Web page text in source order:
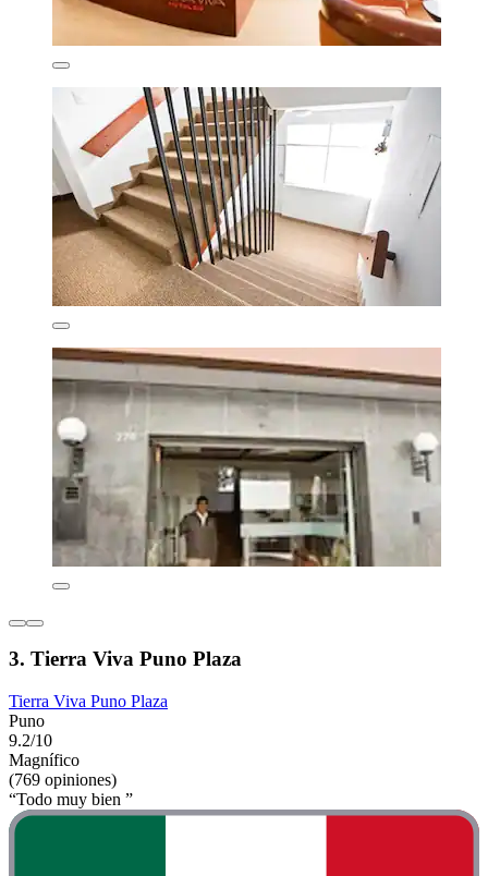
3. Tierra Viva Puno Plaza
Tierra Viva Puno Plaza
Puno
9.2/10
Magnífico
(769 opiniones)
“Todo muy bien ”